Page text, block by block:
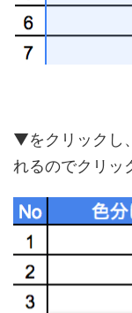
▼をクリックし
れるのでクリッ